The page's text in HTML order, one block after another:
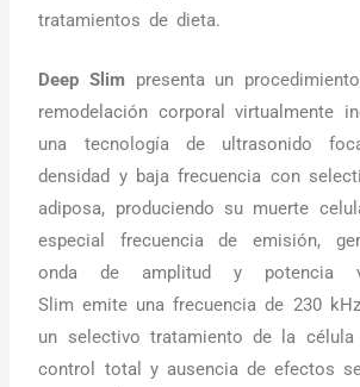
tratamientos de dieta.
Deep Slim presenta un
remodelación corporal virtualmente
una tecnología de ultrasonido
densidad y baja frecuencia con
adiposa, produciendo su muerte
especial frecuencia de emisión,
onda de amplitud y potencia
Slim emite una frecuencia de 230
un selectivo tratamiento de la
control total y ausencia de efectos